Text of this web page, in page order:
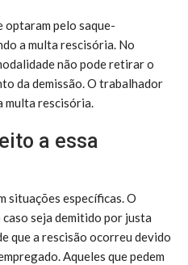
optaram pelo saque-
a multa rescisória. No
não pode retirar o
da demissão. O trabalhador
multa rescisória.
a essa
situações específicas. O
seja demitido por justa
que a rescisão ocorreu devido
Aqueles que pedem